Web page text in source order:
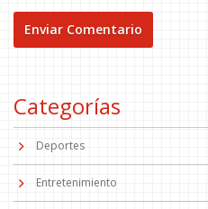
Categorías
Deportes
Entretenimiento